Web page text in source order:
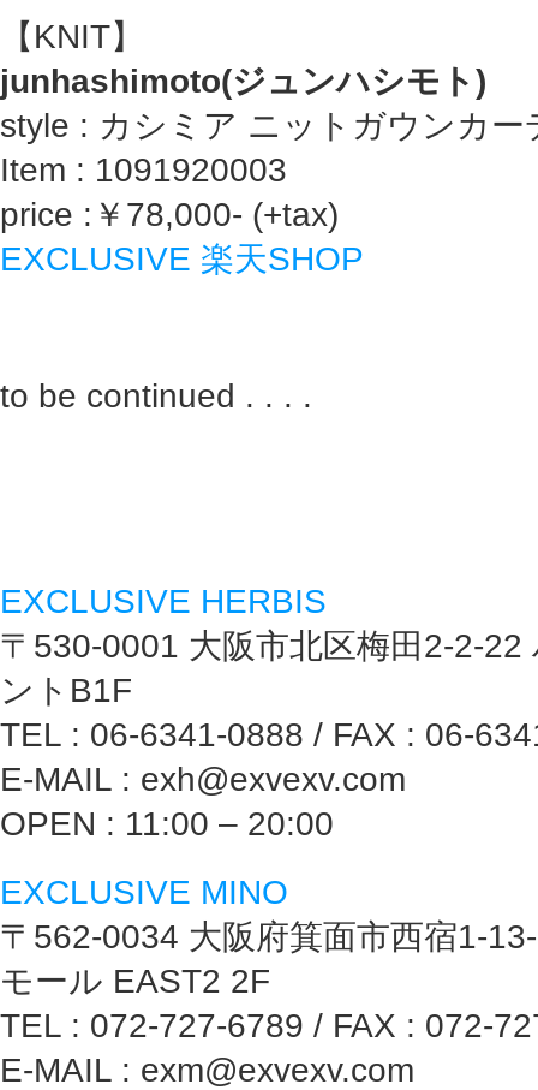
【KNIT】
junhashimoto(ジュンハシモト)
style : カシミア ニットガウンカー
Item : 1091920003
price :￥78,000- (+tax)
EXCLUSIVE 楽天SHOP
to be continued . . . .
EXCLUSIVE HERBIS
〒530-0001 大阪市北区梅田2-2-
ントB1F
TEL : 06-6341-0888 / FAX : 06-
E-MAIL : exh@exvexv.com
OPEN : 11:00 – 20:00
EXCLUSIVE MINO
〒562-0034 大阪府箕面市西宿1-
モール EAST2 2F
TEL : 072-727-6789 / FAX : 072-
E-MAIL : exm@exvexv.com